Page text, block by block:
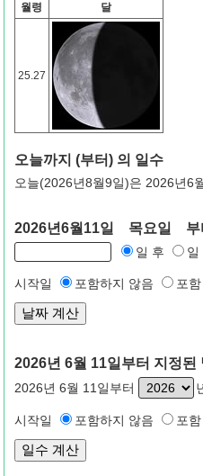
월령 달
25.27
오늘까지 (부터) 의 일수
오늘(2026년8월9일)은 2026년6
2026년6월11일 목요일 부
일 후 일
시작일 포함하지 않음 포함
2026년 6월 11일부터 지정된
2026년 6월 11일부터
시작일 포함하지 않음 포함